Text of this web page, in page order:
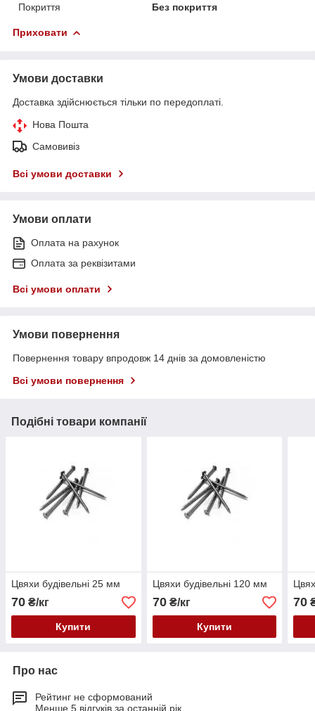
Покриття
Без покриття
Приховати
Умови доставки
Доставка здійснюється тільки по передоплаті.
Нова Пошта
Самовивіз
Всі умови доставки
Умови оплати
Оплата на рахунок
Оплата за реквізитами
Всі умови оплати
Умови повернення
Повернення товару впродовж 14 днів за домовленістю
Всі умови повернення
Подібні товари компанії
Цвяхи будівельні 25 мм
70 ₴/кг
Купити
Цвяхи будівельні 120 мм
70₴/кг
Купити
70
Про нас
Рейтинг не сформований
Менше 5 відгуків за останній рік